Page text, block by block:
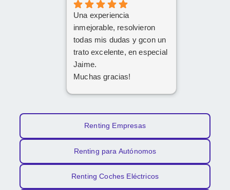
Una experiencia
inmejorable, resolvieron
todas mis dudas y gcon un
trato excelente, en especial
Jaime.
Muchas gracias!
Renting Empresas
Renting para Autónomos
Renting Coches Eléctricos